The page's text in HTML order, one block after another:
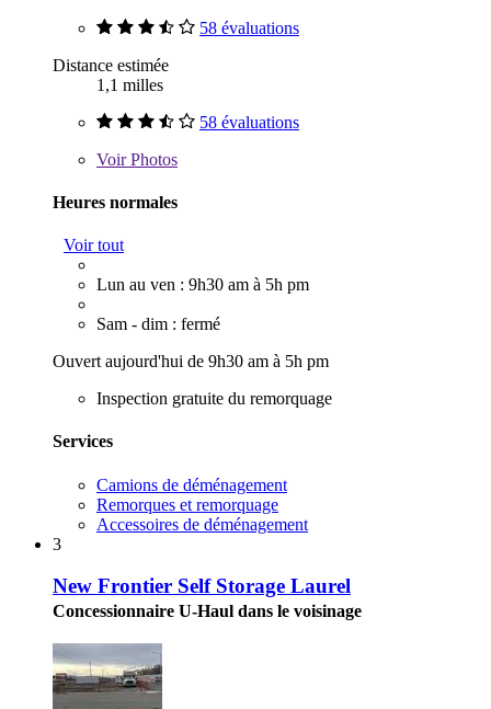
58 évaluations
Distance estimée
1,1 milles
58 évaluations
VoirPhotos
Heures normales
Voir tout
Lun au ven : 9h30 am à 5h pm
Sam - dim : fermé
Ouvert aujourd'hui de 9h30 am à 5h pm
Inspection gratuite du remorquage
Services
Camions de déménagement
Remorques et remorquage
Accessoires de déménagement
3
New Frontier Self Storage Laurel
Concessionnaire U-Haul dans le voisinage